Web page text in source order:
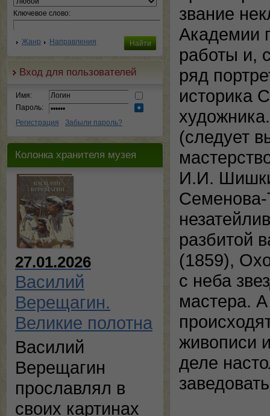
Ключевое слово:
Жанр Направления
Вход для пользователей
Имя:
Пароль:
Регистрация
Забыли пароль?
Колонка хранителя музея
27.01.2026
Василий
Верещагин.
Великие полотна
Василий
Верещагин
прославлял в
своих картинах
звание
Академии
работы и,
ряд
историка
(следует
И.И.
разбитой
(1859),
с неба
мастера.
живописи
деле